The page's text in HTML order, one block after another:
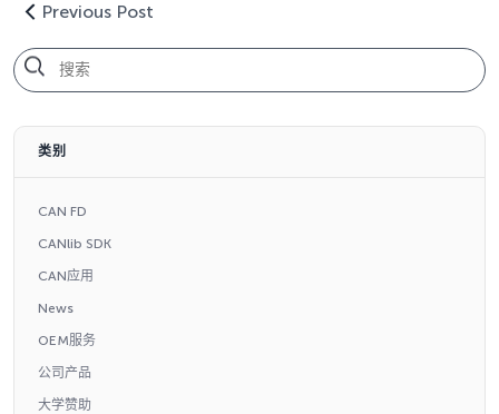
Previous Post
类别
CAN FD
CANlib SDK
CAN应用
News
OEM服务
公司产品
大学赞助